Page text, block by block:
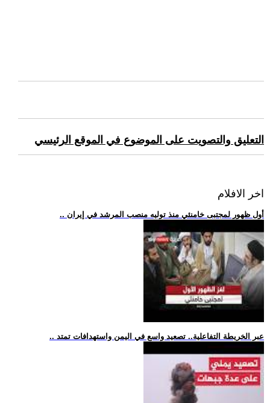
التعليق والتصويت على الموضوع في الموقع الرئيسي
اخر الافلام
.. أول ظهور لمجتبى خامنئي منذ توليه منصب المرشد في إيران
.. عبر الخريطة التفاعلية.. تصعيد واسع في اليمن واستهدافات تمتد